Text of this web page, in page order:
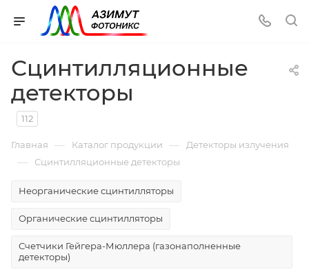
Сцинтилляционные
детекторы
112
Главная — Каталог продукции — Детекторы излучения
— Сцинтилляционные детекторы
Неорганические сцинтилляторы
Органические сцинтилляторы
Счетчики Гейгера-Мюллера (газонаполненные
детекторы)